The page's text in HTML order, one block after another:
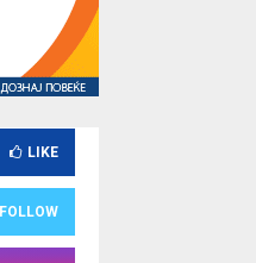
LIKE
FOLLOW